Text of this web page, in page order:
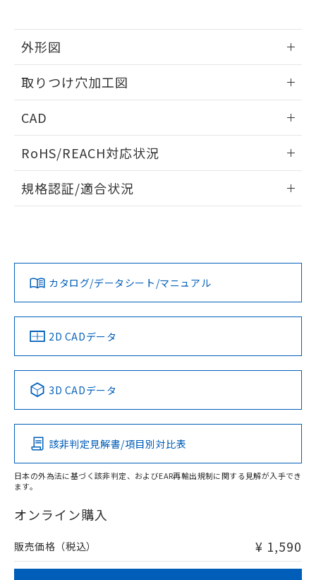
外形図
取りつけ穴加工図
CAD
ドすることができます。
ログイン/会員登録
ダウンロードデータをご利用いただく前に、以下を必ずお読
みください。
ソフトウェアの使用条件
RoHS/REACH対応状況
EU RoHS 注意事項・凡例
対応済み
中国 RoHS 注意事項・凡例
Pb Hg Cd Cr(VI)
O
在庫等で未対応品が混在する可能性があります。
問い合わせください。
規格認証/適合状況
LR型式承認
（イギリス
船舶規格）
DNV型式承認
（ノルウェー
BV型式承認
（フランス
KR型式
（韓国
No No No No
この製品の規格認証/適合状況ページへ
その他の認証はこちらのページからご検索ください
カタログ/データシート/マニュアル
2D CADデータ
3D CADデータ
該非判定見解書/項目別対比表
日本の外為法に基づく該非判定、およびEAR再輸出規制に関する見解が入手でき
ます。
オンライン購入
販売価格（税込） ¥ 1,590
および当社の共同利用者が、当社の製
引・商談に必要な範囲で利用すること
をご了承ください。
※当社の共同利用者とは、
指します。
下記の非含有証明書をダウンロードするこ
とができます。
EU RoHS指令（10物質）の非含有証明書
51物質の非含有証明書（当社基準）
るもので、過去に遡って非含有を証明する
ものではありません。
また、RoHS指令のフタル酸エステル類４
荷製品に未対応品が混在することから備考
欄に対応日を記載しておりました。
す。